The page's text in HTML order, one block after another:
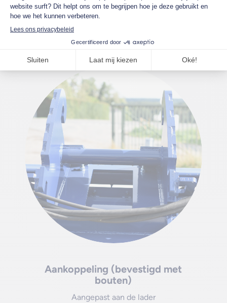
Configureer uw machine
Aankoppeling (bevestigd met
bouten)
Aangepast aan de lader